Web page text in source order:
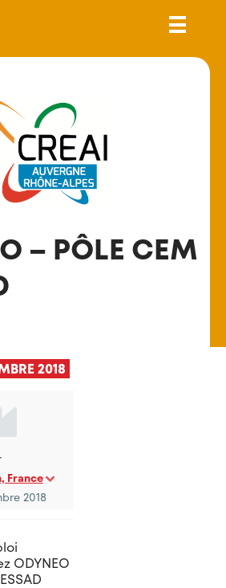
– PÔLE CEM
2018
France
2018
ODYNEO